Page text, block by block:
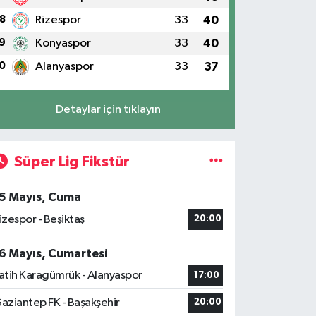
8 Rizespor 33 40
9 Konyaspor 33 40
Alanyaspor 33 37
Detaylar için tıklayın
Süper Lig Fikstür
Mayıs, Cuma
- Beşiktaş
20:00
Mayıs, Cumartesi
Karagümrük - Alanyaspor
17:00
FK - Başakşehir 20:00